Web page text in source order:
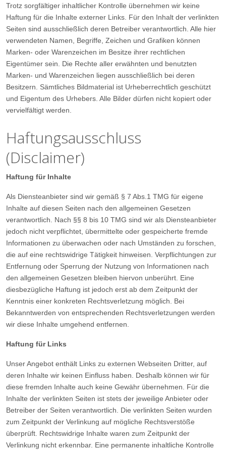
Trotz sorgfältiger inhaltlicher Kontrolle übernehmen wir keine
Haftung für die Inhalte externer Links. Für den Inhalt der verlinkten
Seiten sind ausschließlich deren Betreiber verantwortlich. Alle hier
verwendeten Namen, Begriffe, Zeichen und Grafiken können
Marken- oder Warenzeichen im Besitze ihrer rechtlichen
Eigentümer sein. Die Rechte aller erwähnten und benutzten
Marken- und Warenzeichen liegen ausschließlich bei deren
Besitzern. Sämtliches Bildmaterial ist Urheberrechtlich geschützt
und Eigentum des Urhebers. Alle Bilder dürfen nicht kopiert oder
vervielfältigt werden.
Haftungsausschluss
(Disclaimer)
Haftung für Inhalte
Als Diensteanbieter sind wir gemäß § 7 Abs.1 TMG für eigene
Inhalte auf diesen Seiten nach den allgemeinen Gesetzen
verantwortlich. Nach §§ 8 bis 10 TMG sind wir als Diensteanbieter
jedoch nicht verpflichtet, übermittelte oder gespeicherte fremde
Informationen zu überwachen oder nach Umständen zu forschen,
die auf eine rechtswidrige Tätigkeit hinweisen. Verpflichtungen zur
Entfernung oder Sperrung der Nutzung von Informationen nach
den allgemeinen Gesetzen bleiben hiervon unberührt. Eine
diesbezügliche Haftung ist jedoch erst ab dem Zeitpunkt der
Kenntnis einer konkreten Rechtsverletzung möglich. Bei
Bekanntwerden von entsprechenden Rechtsverletzungen werden
wir diese Inhalte umgehend entfernen.
Haftung für Links
Unser Angebot enthält Links zu externen Webseiten Dritter, auf
deren Inhalte wir keinen Einfluss haben. Deshalb können wir für
diese fremden Inhalte auch keine Gewähr übernehmen. Für die
Inhalte der verlinkten Seiten ist stets der jeweilige Anbieter oder
Betreiber der Seiten verantwortlich. Die verlinkten Seiten wurden
zum Zeitpunkt der Verlinkung auf mögliche Rechtsverstöße
überprüft. Rechtswidrige Inhalte waren zum Zeitpunkt der
Verlinkung nicht erkennbar. Eine permanente inhaltliche Kontrolle